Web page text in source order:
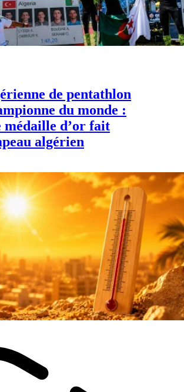
de pentathlon
du monde :
médaille d’or fait
algérien